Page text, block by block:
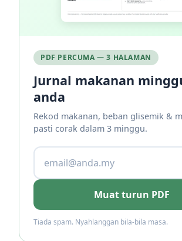
PDF PERCUMA — 3 HALAMAN
Jurnal makanan
anda
Rekod makanan, beban glisemik &
pasti corak dalam 3 minggu.
Muat turun PDF
Tiada spam. Nyahlanggan bila-bila masa.